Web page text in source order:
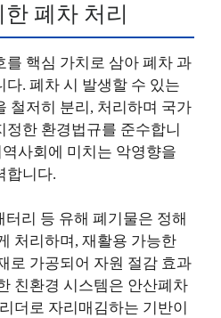
폐차 처리
를 핵심 가치로 삼아 폐차 과
. 폐차 시 발생할 수 있는
철저히 분리, 처리하며 국가
한 환경법규를 준수합니
사회에 미치는 악영향을
합니다.
리 등 유해 폐기물은 정해
처리하며, 재활용 가능한
로 가공되어 자원 절감 효과
친환경 시스템은 안산폐차
더로 자리매김하는 기반이